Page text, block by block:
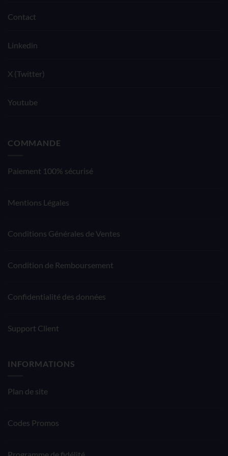
Contact
Linkedin
X (Twitter)
Youtube
COMMANDE
Paiement 100% sécurisé
Mentions Légales
Conditions Générales de Ventes
Condition de Remboursement
Confidentialité des données
Support Client
INFORMATIONS
Plan de site
Codes Promos
Programme de fidélité